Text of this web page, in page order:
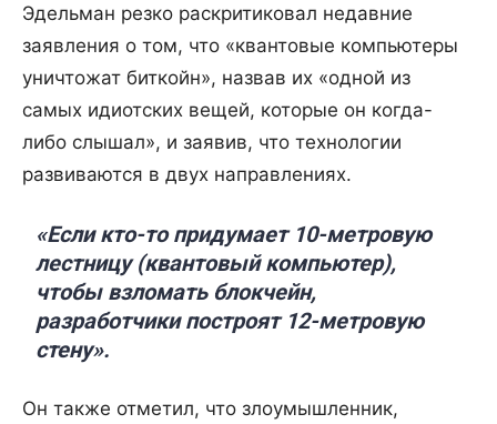
Эдельман резко раскритиковал недавние
заявления о том, что «квантовые компьютеры
уничтожат биткойн», назвав их «одной из
самых идиотских вещей, которые он когда-
либо слышал», и заявив, что технологии
развиваются в двух направлениях.
«Если кто-то придумает 10-метровую
лестницу (квантовый компьютер),
чтобы взломать блокчейн,
разработчики построят 12-метровую
стену».
Он также отметил, что злоумышленник,